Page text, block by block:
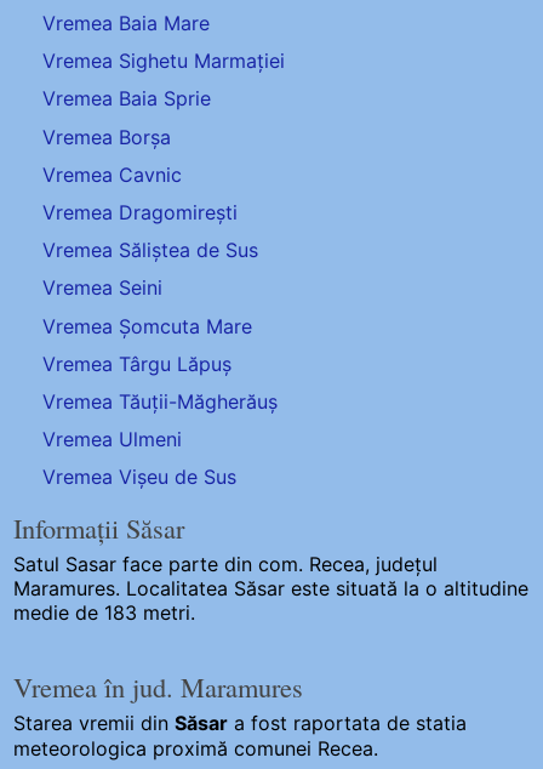
Vremea Baia Mare
Vremea Sighetu Marmației
Vremea Baia Sprie
Vremea Borșa
Vremea Cavnic
Vremea Dragomirești
Vremea Săliștea de Sus
Vremea Seini
Vremea Șomcuta Mare
Vremea Târgu Lăpuș
Vremea Tăuții-Măgherăuș
Vremea Ulmeni
Vremea Vișeu de Sus
Informații Săsar
Satul Sasar face parte din com. Recea, județul
Maramures. Localitatea Săsar este situată la o altitudine
medie de 183 metri.
Vremea în jud. Maramures
Starea vremii dinSăsar a fost raportata de statia
meteorologica proximă comunei Recea.